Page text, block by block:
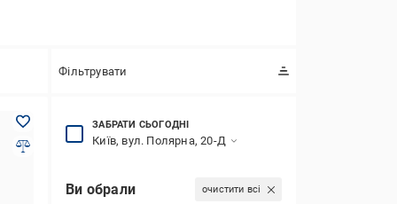
Фільтрувати
ЗАБРАТИ СЬОГОДНІ
Київ, вул. Полярна, 20-Д
Ви обрали очистити всі